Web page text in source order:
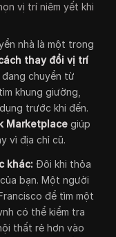
vị trí niêm yết khi
nhà là một trong
thay đổi vị trí
đang chuyển từ
khung giường,
trước khi đến.
Marketplace giúp
vì địa chỉ cũ.
khác: Đôi khi thỏa
bạn. Một người
để tìm một
có thể kiểm tra
thất rẻ hơn vào